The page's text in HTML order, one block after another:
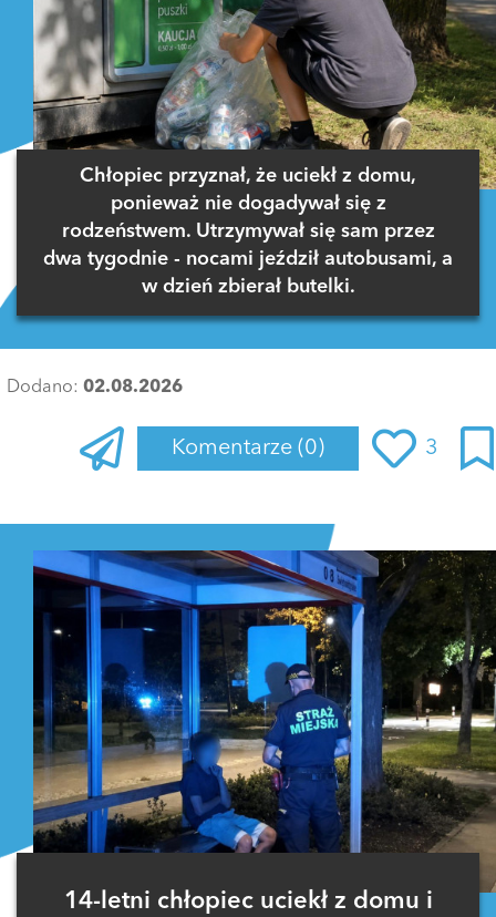
Chłopiec przyznał, że uciekł z domu,
ponieważ nie dogadywał się z
rodzeństwem. Utrzymywał się sam przez
dwa tygodnie - nocami jeździł autobusami, a
w dzień zbierał butelki.
Dodano: 02.08.2026
Komentarze (0) 3
14-letni chłopiec uciekł z domu i